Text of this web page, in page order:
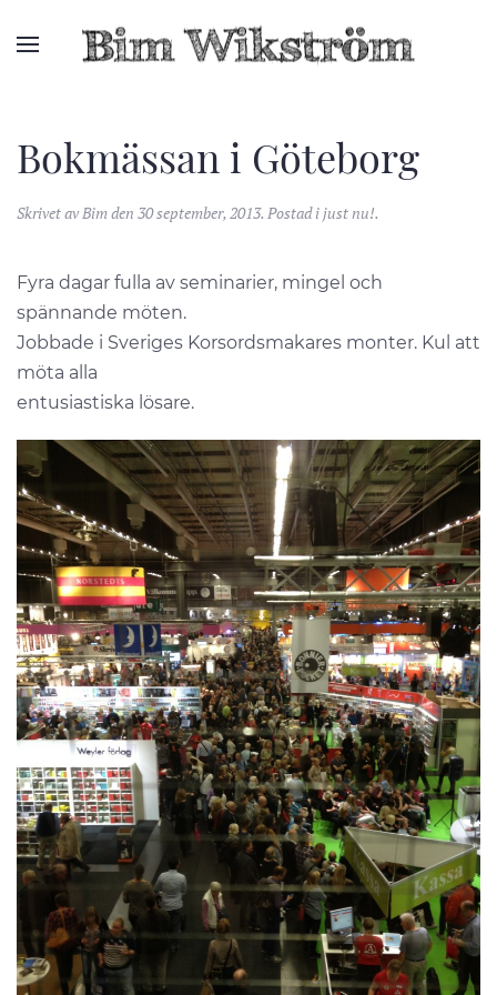
Bokmässan i Göteborg
Skrivet avBimden 30 september, 2013. Postad ijust nu!.
Fyra dagar fulla av seminarier, mingel och
spännande möten.
Jobbade i Sveriges Korsordsmakares monter. Kul att
möta alla
entusiastiska lösare.